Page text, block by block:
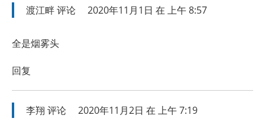
渡江畔评论 2020年11月1日 在 上午 8:57
全是烟雾头
回复
李翔 评论 2020年11月2日 在 上午 7:19